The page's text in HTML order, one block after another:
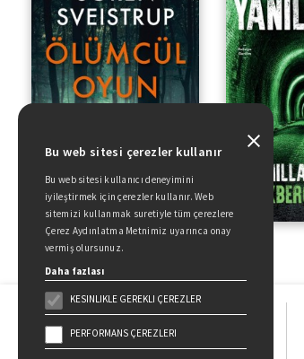
Bu web sitesi çerezler kullanır
Bu web sitesi kullanıcı deneyimini
iyileştirmek için çerezler kullanır. Web
sitemizi kullanmak suretiyle tüm çerezlere
Çerez Aydınlatma Metnimiz uyarınca onay
vermiş olursunuz.
Daha fazlası
KESINLIKLE GEREKLI ÇEREZLER
PERFORMANS ÇEREZLERI